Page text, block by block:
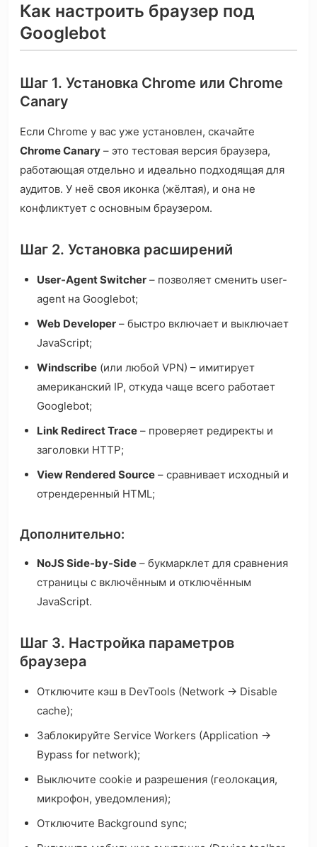
Как настроить браузер под
Googlebot
Шаг 1. Установка Chrome или Chrome
Canary
Если Chrome у вас уже установлен, скачайте
Chrome Canary – это тестовая версия браузера,
работающая отдельно и идеально подходящая для
аудитов. У неё своя иконка (жёлтая), и она не
конфликтует с основным браузером.
Шаг 2. Установка расширений
User-Agent Switcher – позволяет сменить user-
agent на Googlebot;
Web Developer – быстро включает и выключает
JavaScript;
Windscribe (или любой VPN) – имитирует
американский IP, откуда чаще всего работает
Googlebot;
Link Redirect Trace – проверяет редиректы и
заголовки HTTP;
View Rendered Source – сравнивает исходный и
отрендеренный HTML;
Дополнительно:
NoJS Side-by-Side – букмарклет для сравнения
страницы с включённым и отключённым
JavaScript.
Шаг 3. Настройка параметров
браузера
Отключите кэш в DevTools (Network → Disable
cache);
Заблокируйте Service Workers (Application →
Bypass for network);
Выключите cookie и разрешения (геолокация,
микрофон, уведомления);
Отключите Background sync;